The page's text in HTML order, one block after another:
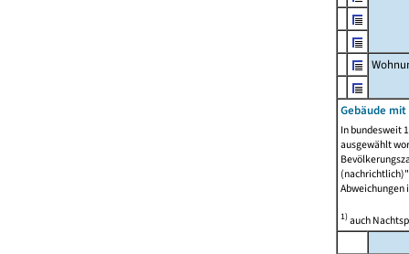
Gebäude
In bundesweit
ausgewählt
Abweichungen
1)auch